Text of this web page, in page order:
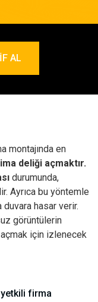
AL
montajında en
deliği açmaktır.
durumunda,
Ayrıca bu yöntemle
hasar verir.
görüntülerin
için izlenecek
firma